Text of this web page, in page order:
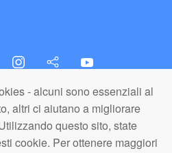
- alcuni sono essenziali al
altri ci aiutano a migliorare
questo sito, state
cookie. Per ottenere maggiori
Italiana (APS)